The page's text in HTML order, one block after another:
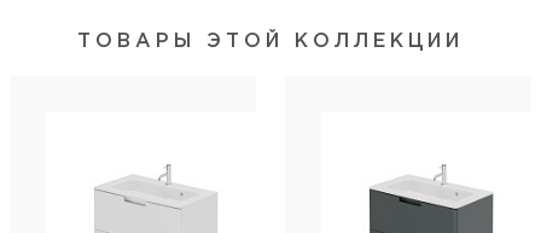
Цвет точно белый глянец
подвесной
Установка над стир. машиной
ТОВАРЫ ЭТОЙ КОЛЛЕКЦИИ